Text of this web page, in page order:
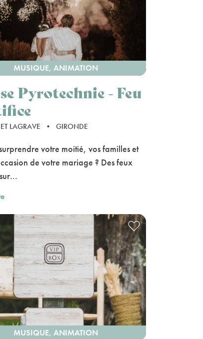
MUSIQUE, ANIMATION
Pyrotechnie - Feu
LAGRAVE • GIRONDE
votre moitié, vos familles et
de votre mariage ? Des feux
MUSIQUE, ANIMATION